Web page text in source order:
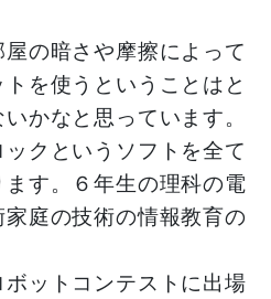
の暗さや摩擦によって
を使うということはと
かなと思っています。
クというソフトを全て
す。６年生の理科の電
庭の技術の情報教育の
ットコンテストに出場